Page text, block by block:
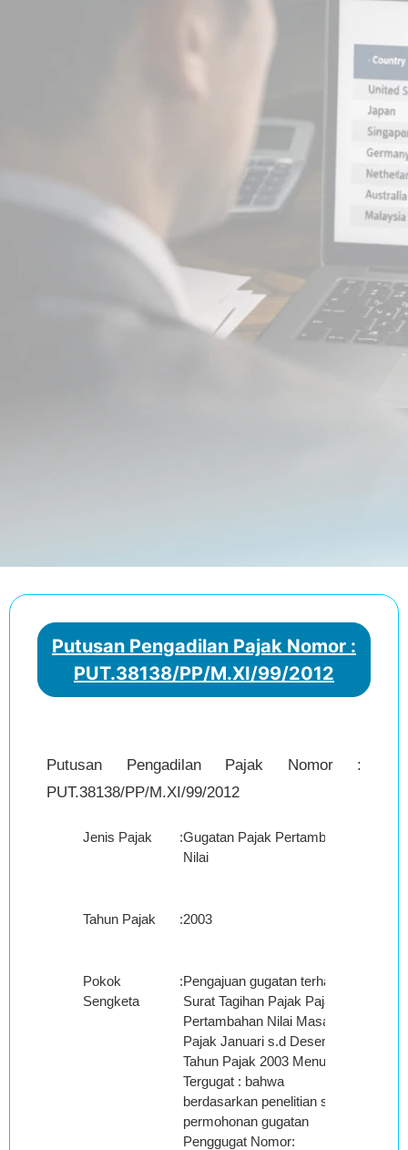
Putusan Pengadilan Pajak Nomor :
PUT.38138/PP/M.XI/99/2012
Putusan Pengadilan Pajak Nomor :
PUT.38138/PP/M.XI/99/2012
Jenis Pajak :Gugatan Pajak Pertambahan
Nilai
Tahun Pajak :2003
Pokok
Sengketa
:Pengajuan gugatan terhadap
Surat Tagihan Pajak Pajak
Pertambahan Nilai Masa
Pajak Januari s.d Desember
Tahun Pajak 2003 Menurut
Tergugat : bahwa
berdasarkan penelitian surat
permohonan gugatan
Penggugat Nomor: